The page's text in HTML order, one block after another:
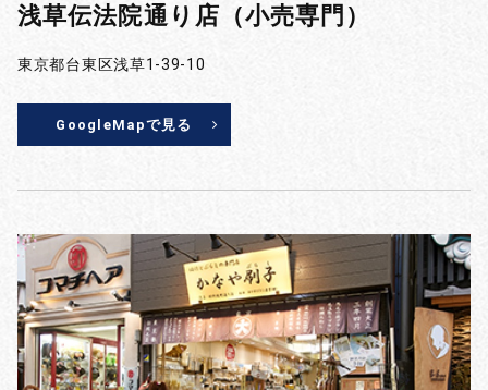
浅草伝法院通り店（小売専門）
東京都台東区浅草1-39-10
GoogleMapで見る